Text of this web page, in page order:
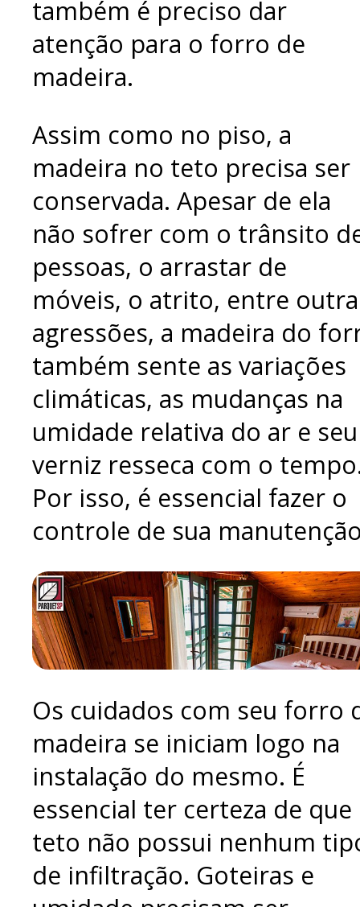
também é preciso dar
atenção para o forro de
madeira.
Assim como no piso, a
madeira no teto precisa ser
conservada. Apesar de ela
não sofrer com o trânsito
pessoas, o arrastar de
móveis, o atrito, entre
agressões, a madeira do
também sente as variações
climáticas, as mudanças na
umidade relativa do ar e seu
verniz resseca com o
Por isso, é essencial fazer o
controle de sua
Os cuidados com seu forro
madeira se iniciam logo na
instalação do mesmo. É
essencial ter certeza de que
teto não possui nenhum
de infiltração. Goteiras e